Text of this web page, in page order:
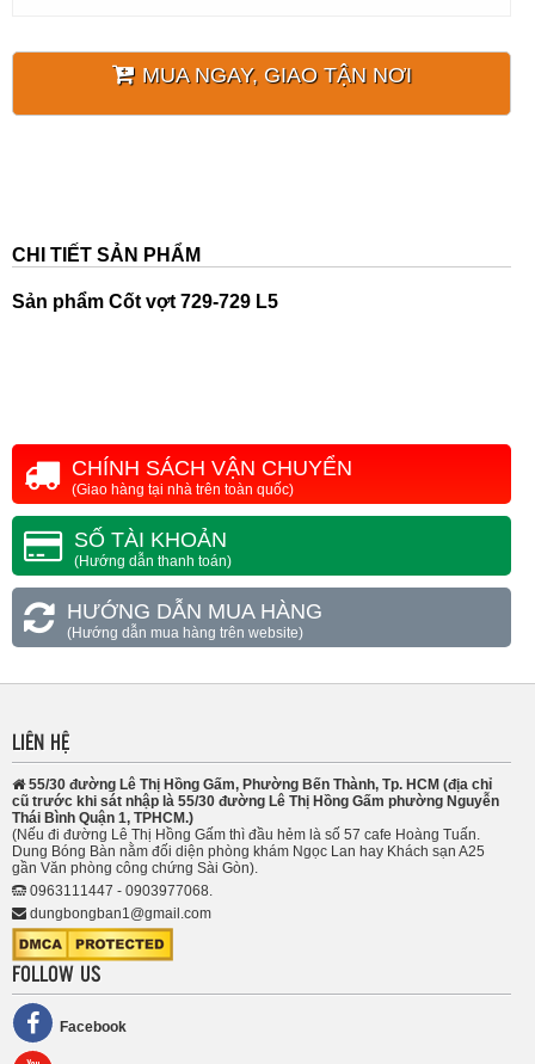
MUA NGAY, GIAO TẬN NƠI
CHI TIẾT SẢN PHẨM
Sản phẩm Cốt vợt 729-729 L5
CHÍNH SÁCH VẬN CHUYỂN
(Giao hàng tại nhà trên toàn quốc)
SỐ TÀI KHOẢN
(Hướng dẫn thanh toán)
HƯỚNG DẪN MUA HÀNG
(Hướng dẫn mua hàng trên website)
LIÊN HỆ
55/30 đường Lê Thị Hồng Gấm, Phường Bến Thành, Tp. HCM (địa chỉ
cũ trước khi sát nhập là 55/30 đường Lê Thị Hồng Gấm phường Nguyễn
Thái Bình Quận 1, TPHCM.)
(Nếu đi đường Lê Thị Hồng Gấm thì đầu hẻm là số 57 cafe Hoàng Tuấn.
Dung Bóng Bàn nằm đối diện phòng khám Ngọc Lan hay Khách sạn A25
gần Văn phòng công chứng Sài Gòn).
0963111447 - 0903977068.
dungbongban1@gmail.com
FOLLOW US
Facebook